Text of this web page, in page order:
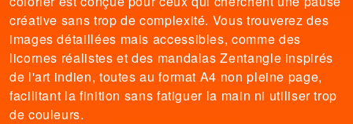
créative sans trop de complexité. Vous trouverez des
images détaillées mais accessibles, comme des
licornes réalistes et des mandalas Zentangle inspirés
de l'art indien, toutes au format A4 non pleine page,
facilitant la finition sans fatiguer la main ni utiliser trop
de couleurs.